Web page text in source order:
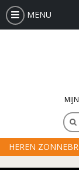
MENU
HEREN